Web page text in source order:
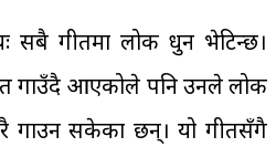
सबै गीतमा लोक धुन भेटिन्छ।
गाउँदै आएकोले पनि उनले लोक
गाउन सकेका छन्। यो गीतसँगै